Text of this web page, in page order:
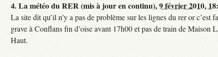
4.La météo du RER (mis à jour en continu),9 février 2010,
La site dit qu’il n’y a pas de problème sur les lignes du rer or c’est
grave à Conflans fin d’oise avant 17h00 et pas de train de Maison
Haut.